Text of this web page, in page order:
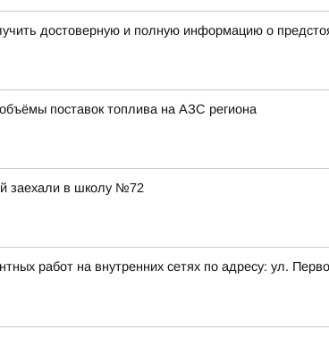
достоверную и полную информацию о
поставок топлива на АЗС региона
заехали в школу №72
работ на внутренних сетях по адресу: ул.